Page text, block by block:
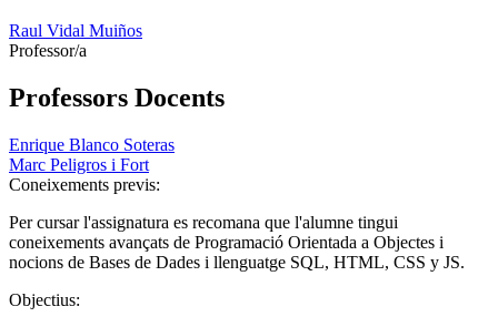
Raul Vidal Muiños
Professor/a
Professors Docents
Enrique Blanco Soteras
Marc Peligros i Fort
Coneixements previs:
Per cursar l'assignatura es recomana que l'alumne tingui
coneixements avançats de Programació Orientada a Objectes i
nocions de Bases de Dades i llenguatge SQL, HTML, CSS y JS.
Objectius: